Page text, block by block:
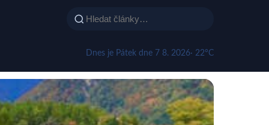
Dnes je Pátek dne 7 8. 2026· 22°C